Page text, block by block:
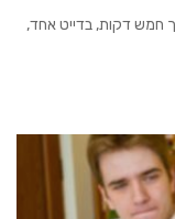
חמש דקות, בדייט אחד,